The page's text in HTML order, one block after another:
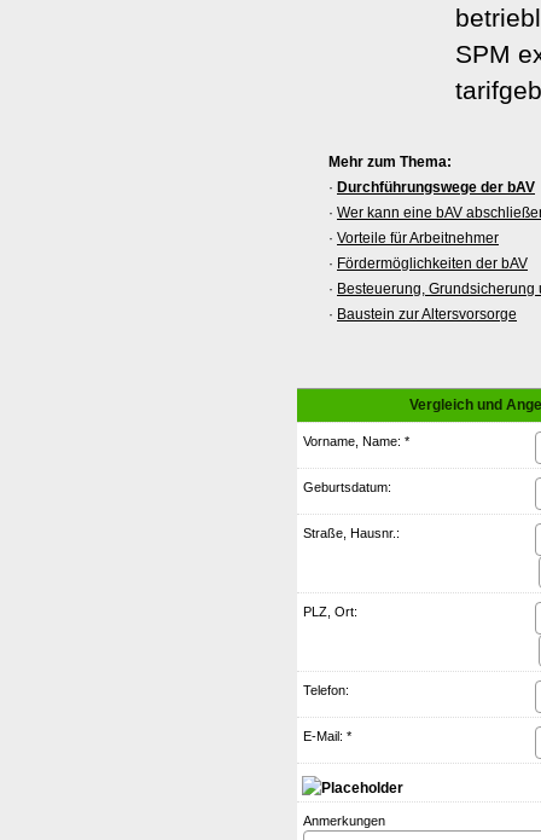
SPM
Mehr zum Thema:
· Durchführungswege der bAV
· Wer kann eine bAV
· Vorteile für Arbeitnehmer
· Fördermöglichkeiten der bAV
· Besteuerung,
· Baustein zur Alters­vorsorge
Vergleich und
Vorname, Name: *
Geburts­datum:
Straße, Hausnr.:
PLZ, Ort:
Telefon:
E-Mail: *
Anmerkungen